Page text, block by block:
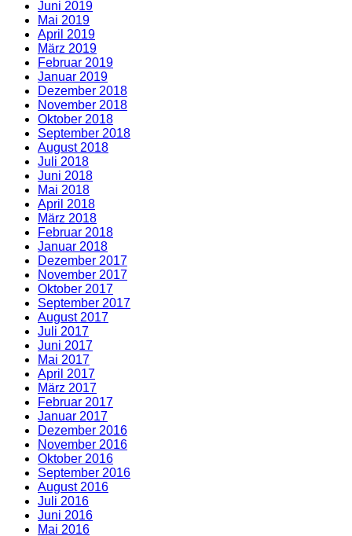
Juni 2019
Mai 2019
April 2019
März 2019
Februar 2019
Januar 2019
Dezember 2018
November 2018
Oktober 2018
September 2018
August 2018
Juli 2018
Juni 2018
Mai 2018
April 2018
März 2018
Februar 2018
Januar 2018
Dezember 2017
November 2017
Oktober 2017
September 2017
August 2017
Juli 2017
Juni 2017
Mai 2017
April 2017
März 2017
Februar 2017
Januar 2017
Dezember 2016
November 2016
Oktober 2016
September 2016
August 2016
Juli 2016
Juni 2016
Mai 2016